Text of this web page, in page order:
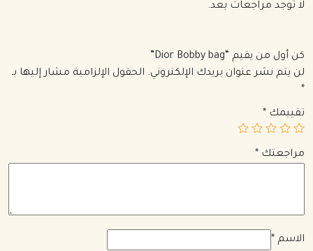
لا توجد مراجعات بعد.
كن أول من يقيم “Dior Bobby bag”
لن يتم نشر عنوان بريدك الإلكتروني. الحقول الإلزامية مشار إليها بـ
*
تقييمك *
مراجعتك *
الاسم *